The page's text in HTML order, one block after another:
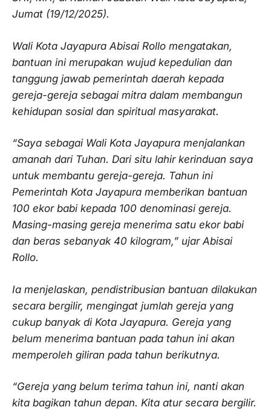
Jumat (19/12/2025).
Wali Kota Jayapura Abisai Rollo mengatakan,
bantuan ini merupakan wujud kepedulian dan
tanggung jawab pemerintah daerah kepada
gereja-gereja sebagai mitra dalam membangun
kehidupan sosial dan spiritual masyarakat.
“Saya sebagai Wali Kota Jayapura menjalankan
amanah dari Tuhan. Dari situ lahir kerinduan saya
untuk membantu gereja-gereja. Tahun ini
Pemerintah Kota Jayapura memberikan bantuan
100 ekor babi kepada 100 denominasi gereja.
Masing-masing gereja menerima satu ekor babi
dan beras sebanyak 40 kilogram,” ujar Abisai
Rollo.
Ia menjelaskan, pendistribusian bantuan dilakukan
secara bergilir, mengingat jumlah gereja yang
cukup banyak di Kota Jayapura. Gereja yang
belum menerima bantuan pada tahun ini akan
memperoleh giliran pada tahun berikutnya.
“Gereja yang belum terima tahun ini, nanti akan
kita bagikan tahun depan. Kita atur secara bergilir.